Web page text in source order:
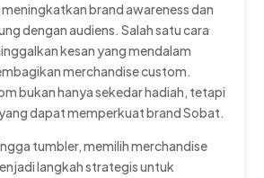
brand awareness dan
dengan audiens. Salah satu cara
kesan yang mendalam
merchandise custom.
bukan hanya sekedar hadiah, tetapi
dapat memperkuat brand Sobat.
tumbler, memilih merchandise
langkah strategis untuk